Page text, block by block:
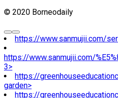
© 2020 Borneodaily
https://www.sanmujii.com/
https://www.sanmujii.com/
3>
https://
garden>
https://